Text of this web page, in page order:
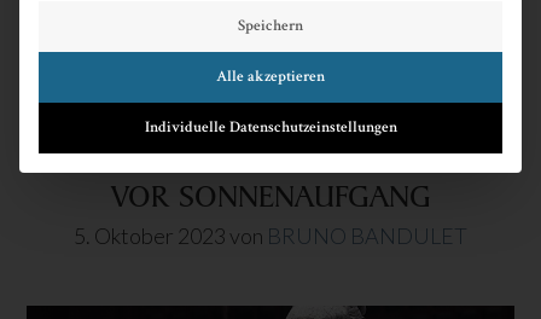
VOR SONNENAUFGANG
5. Oktober 2023von BRUNO BANDULET
Speichern
Alle akzeptieren
Individuelle Datenschutzeinstellungen